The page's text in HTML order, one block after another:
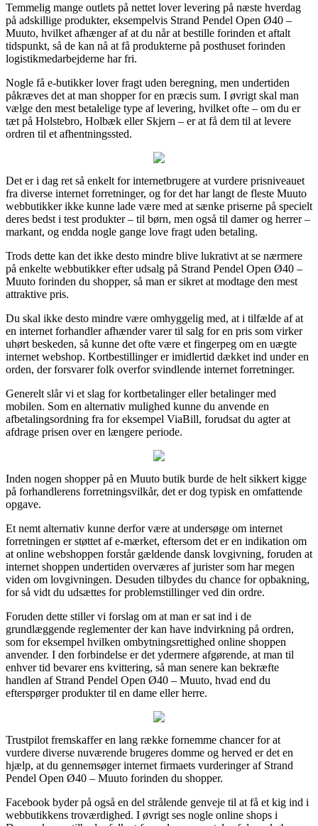
Temmelig mange outlets på nettet lover levering på næste hverdag
på adskillige produkter, eksempelvis Strand Pendel Open Ø40 –
Muuto, hvilket afhænger af at du når at bestille forinden et aftalt
tidspunkt, så de kan nå at få produkterne på posthuset forinden
logistikmedarbejderne har fri.
Nogle få e-butikker lover fragt uden beregning, men undertiden
påkræves det at man shopper for en præcis sum. I øvrigt skal man
vælge den mest betalelige type af levering, hvilket ofte – om du er
tæt på Holstebro, Holbæk eller Skjern – er at få dem til at levere
ordren til et afhentningssted.
Det er i dag ret så enkelt for internetbrugere at vurdere prisniveauet
fra diverse internet forretninger, og for det har langt de fleste Muuto
webbutikker ikke kunne lade være med at sænke priserne på specielt
deres bedst i test produkter – til børn, men også til damer og herrer –
markant, og endda nogle gange love fragt uden betaling.
Trods dette kan det ikke desto mindre blive lukrativt at se nærmere
på enkelte webbutikker efter udsalg på Strand Pendel Open Ø40 –
Muuto forinden du shopper, så man er sikret at modtage den mest
attraktive pris.
Du skal ikke desto mindre være omhyggelig med, at i tilfælde af at
en internet forhandler afhænder varer til salg for en pris som virker
uhørt beskeden, så kunne det ofte være et fingerpeg om en uægte
internet webshop. Kortbestillinger er imidlertid dækket ind under en
orden, der forsvarer folk overfor svindlende internet forretninger.
Generelt slår vi et slag for kortbetalinger eller betalinger med
mobilen. Som en alternativ mulighed kunne du anvende en
afbetalingsordning fra for eksempel ViaBill, forudsat du agter at
afdrage prisen over en længere periode.
Inden nogen shopper på en Muuto butik burde de helt sikkert kigge
på forhandlerens forretningsvilkår, det er dog typisk en omfattende
opgave.
Et nemt alternativ kunne derfor være at undersøge om internet
forretningen er støttet af e-mærket, eftersom det er en indikation om
at online webshoppen forstår gældende dansk lovgivning, foruden at
internet shoppen undertiden overværes af jurister som har megen
viden om lovgivningen. Desuden tilbydes du chance for opbakning,
for så vidt du udsættes for problemstillinger ved din ordre.
Foruden dette stiller vi forslag om at man er sat ind i de
grundlæggende reglementer der kan have indvirkning på ordren,
som for eksempel hvilken ombytningsrettighed online shoppen
anvender. I den forbindelse er det ydermere afgørende, at man til
enhver tid bevarer ens kvittering, så man senere kan bekræfte
handlen af Strand Pendel Open Ø40 – Muuto, hvad end du
efterspørger produkter til en dame eller herre.
Trustpilot fremskaffer en lang række fornemme chancer for at
vurdere diverse nuværende brugeres domme og herved er det en
hjælp, at du gennemsøger internet firmaets vurderinger af Strand
Pendel Open Ø40 – Muuto forinden du shopper.
Facebook byder på også en del strålende genveje til at få et kig ind i
webbutikkens troværdighed. I øvrigt ses nogle online shops i